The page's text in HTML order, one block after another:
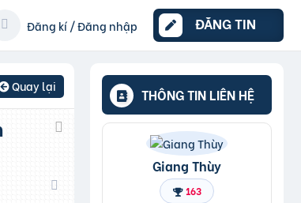
Đăng kí / Đăng nhập ĐĂNG TIN
Quay lại THÔNG TIN LIÊN HỆ
Giang Thùy
163